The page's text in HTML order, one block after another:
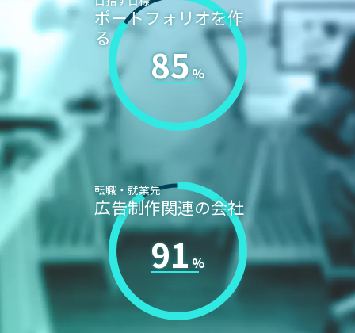
ポートフォリオを作
る
85
転職・就業先
広告制作関連の会社
91